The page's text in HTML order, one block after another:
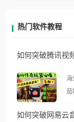
热门软件教程
如何突破腾讯视
海
茄取
示语。 海外用
如何突破网易云